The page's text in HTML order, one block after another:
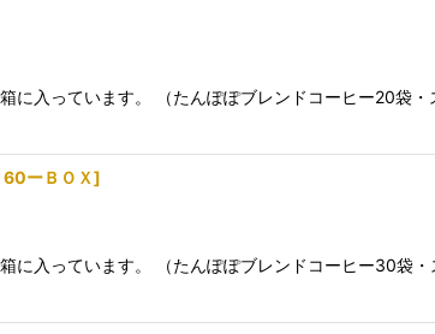
に入っています。 （たんぽぽブレンドコーヒー20袋
ーＢＯＸ]
に入っています。 （たんぽぽブレンドコーヒー30袋